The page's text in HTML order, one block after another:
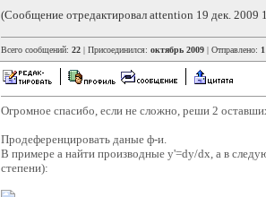
(Сообщение отредактировал attention 19 дек. 2009
Всего сообщений: 22 | Присоединился: октябрь 2009 | Отправлено:
Огромное спасибо, если не сложно, реши 2
Продеференцировать даные ф-и.
В примерe a найти производные y'=dy/dx, а в
степени):